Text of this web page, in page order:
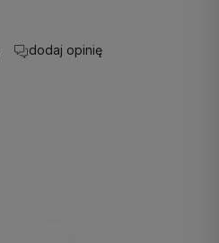
dodaj opinię